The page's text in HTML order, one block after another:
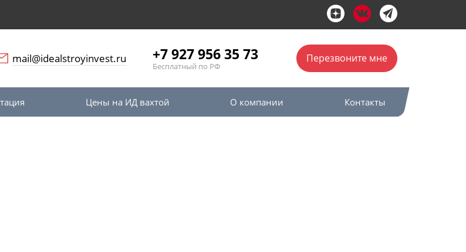
mail@idealstroyinvest.ru +7 927 956 35 73
Бесплатный по РФ
Перезвоните мне
Цены на ИД вахтой О компании Контакты